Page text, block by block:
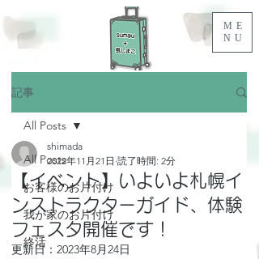
ME
NU
記事
All Posts
お客様のお片付け
我が家のお片付け
終活
All Posts
【イベント】いよいよ札幌イ
ンストラクターガイド、体験
フェスタ開催です！
shimada
2022年11月21日 読了時間: 2分
更新日： 2023年8月24日